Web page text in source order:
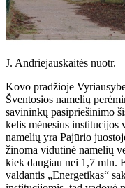
J. Andriejauskaitės nuotr.
Kovo pradžioje
Šventosios namelių
savininkų pasipriešinimo
kelis mėnesius institucijos
namelių yra Pajūrio
žinoma vidutinė namelių
kiek daugiau nei 1,7 mln.
valdantis „Energetikas“